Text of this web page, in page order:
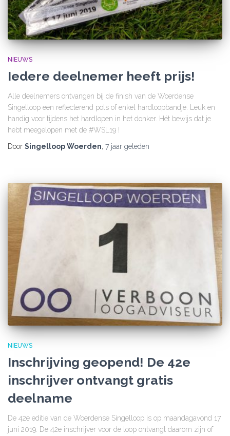
NIEUWS
Iedere deelnemer heeft prijs!
Alle deelnemers ontvangen bij de finish van de Woerdense
Singelloop een reflecterend pols of enkel hardloopbandje. Leuk en
handig voor tijdens het hardlopen in het donker. Hét bewijs dat je
hebt meegelopen met de #WSL19 !
Door Singelloop Woerden, 7 jaar geleden
NIEUWS
Inschrijving geopend! De 42e
inschrijver ontvangt gratis
deelname
De 42e editie van de Woerdense Singelloop is op maandagavond 17
juni 2019. De 42e inschrijver voor de loop ontvangt daarom zijn of